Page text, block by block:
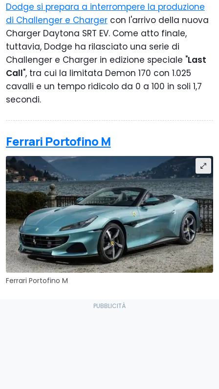
Dodge si prepara a interrompere la produzione
di Challenger e Charger con l'arrivo della nuova
Charger Daytona SRT EV. Come atto finale,
tuttavia, Dodge ha rilasciato una serie di
Challenger e Charger in edizione speciale "Last
Call", tra cui la limitata Demon 170 con 1.025
cavalli e un tempo ridicolo da 0 a 100 in soli 1,7
secondi.
Ferrari Portofino M
Ferrari Portofino M